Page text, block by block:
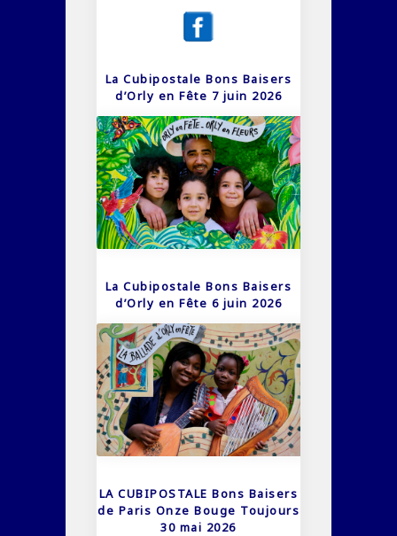
La Cubipostale Bons Baisers
d’Orly en Fête 7 juin 2026
La Cubipostale Bons Baisers
d’Orly en Fête 6 juin 2026
LA CUBIPOSTALE Bons Baisers
de Paris Onze Bouge Toujours
30 mai 2026